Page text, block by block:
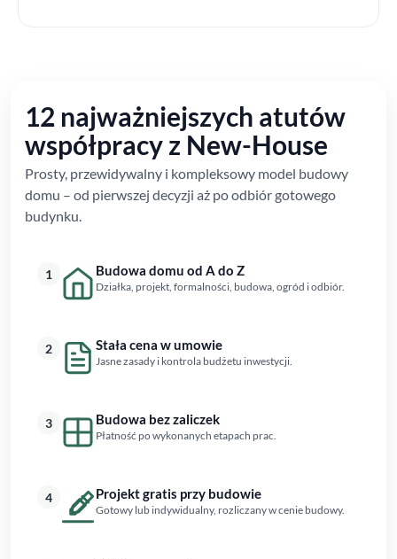
12 najważniejszych atutów
współpracy z New-House
Prosty, przewidywalny i kompleksowy model budowy
domu – od pierwszej decyzji aż po odbiór gotowego
budynku.
1 Budowa domu od A do Z
Działka, projekt, formalności, budowa, ogród i odbiór.
2 Stała cena w umowie
Jasne zasady i kontrola budżetu inwestycji.
3 Budowa bez zaliczek
Płatność po wykonanych etapach prac.
4 Projekt gratis przy budowie
Gotowy lub indywidualny, rozliczany w cenie budowy.